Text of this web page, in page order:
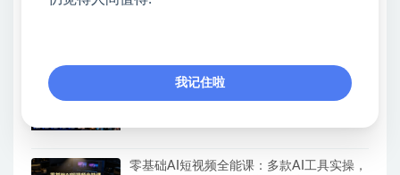
（19775期）阿里巴巴1688店铺基建实操
（19774期）YouTube油管AI视频变现教程-
更新：账号搭建×AI成片×去重限流解决方案
零基础AI短视频全能课：多款AI工具实操，
我记住啦